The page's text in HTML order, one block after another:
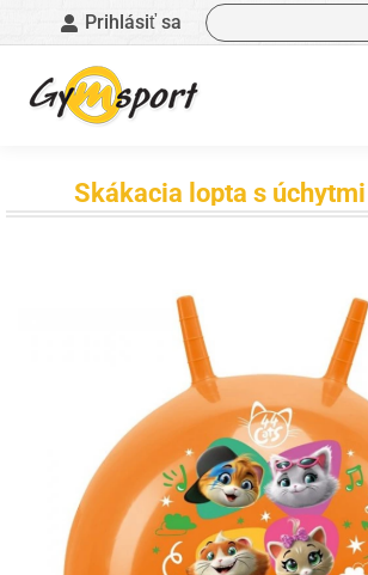
Prihlásiť sa Vyhľadávanie:
Skákacia lopta s